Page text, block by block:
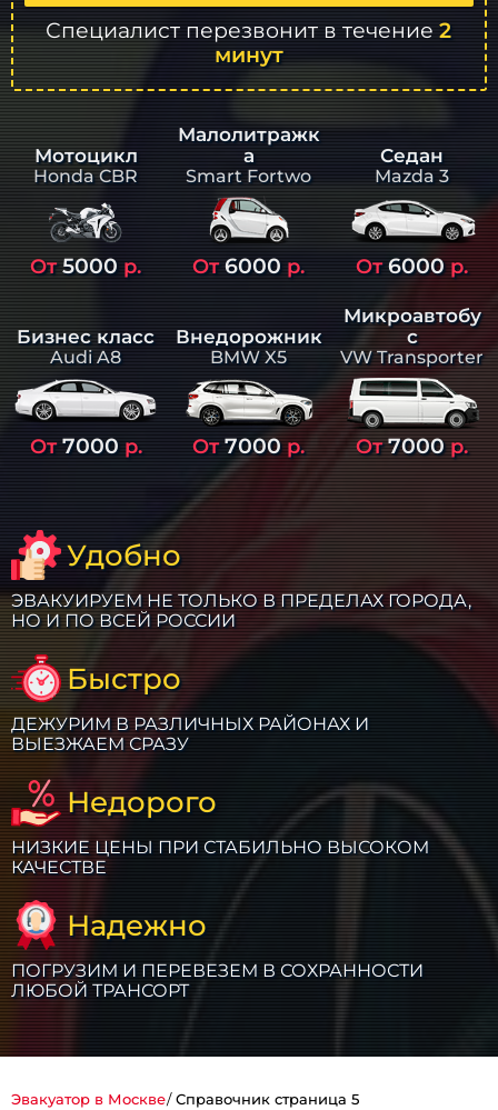
Специалист перезвонит в течение2
минут
Мотоцикл
Honda CBR
От5000 р.
Малолитражк
а
Smart Fortwo
От6000 р.
Седан
Mazda 3
От6000р.
Бизнес класс
Audi A8
От7000 р.
Внедорожник
BMW X5
От7000р.
Микроавтобу
с
VW Transporter
От7000р.
Удобно
ЭВАКУИРУЕМ НЕ ТОЛЬКО В ПРЕДЕЛАХ ГОРОДА,
НО И ПО ВСЕЙ РОССИИ
Быстро
ДЕЖУРИМ В РАЗЛИЧНЫХ РАЙОНАХ И
ВЫЕЗЖАЕМ СРАЗУ
Недорого
НИЗКИЕ ЦЕНЫ ПРИ СТАБИЛЬНО ВЫСОКОМ
КАЧЕСТВЕ
Надежно
ПОГРУЗИМ И ПЕРЕВЕЗЕМ В СОХРАННОСТИ
ЛЮБОЙ ТРАНСОРТ
Эвакуатор в Москве Справочник страница 5